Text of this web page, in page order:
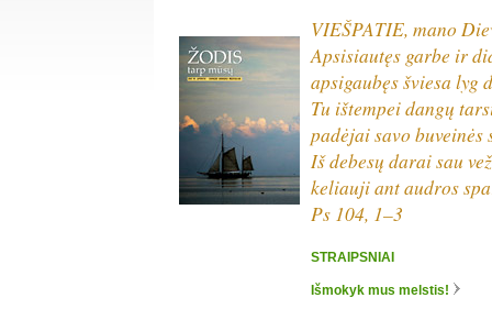
VIEŠPATIE, mano
Apsisiautęs garbe ir
apsigaubęs šviesa lyg
Tu ištempei dangų
padėjai savo
Iš debesų darai sau
keliauji ant audros
Ps 104, 1–3
STRAIPSNIAI
Išmokyk mus melstis!